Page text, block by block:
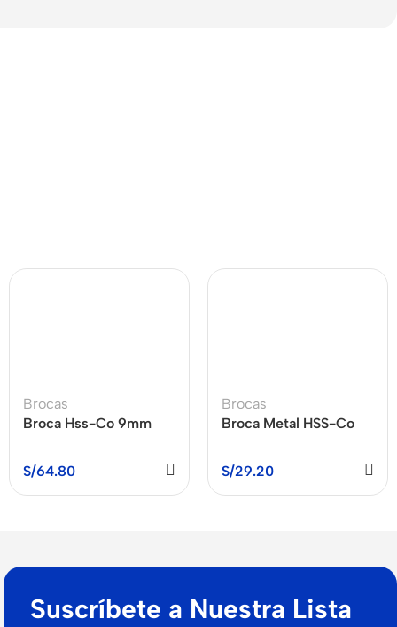
Brocas
Broca Hss-Co 9mm
S/64.80
Brocas
Broca Metal HSS-Co
BOSCH
S/29.20
Suscríbete a Nuestra Lista